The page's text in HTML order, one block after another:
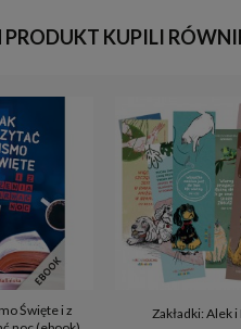
KUPILI
Święte i z
Zakładki: Alek i